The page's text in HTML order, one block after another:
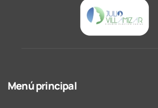
Menú principal